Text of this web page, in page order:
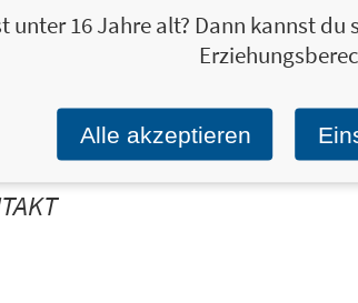
unter 16 Jahre alt? Dann kannst
Alle akzeptieren